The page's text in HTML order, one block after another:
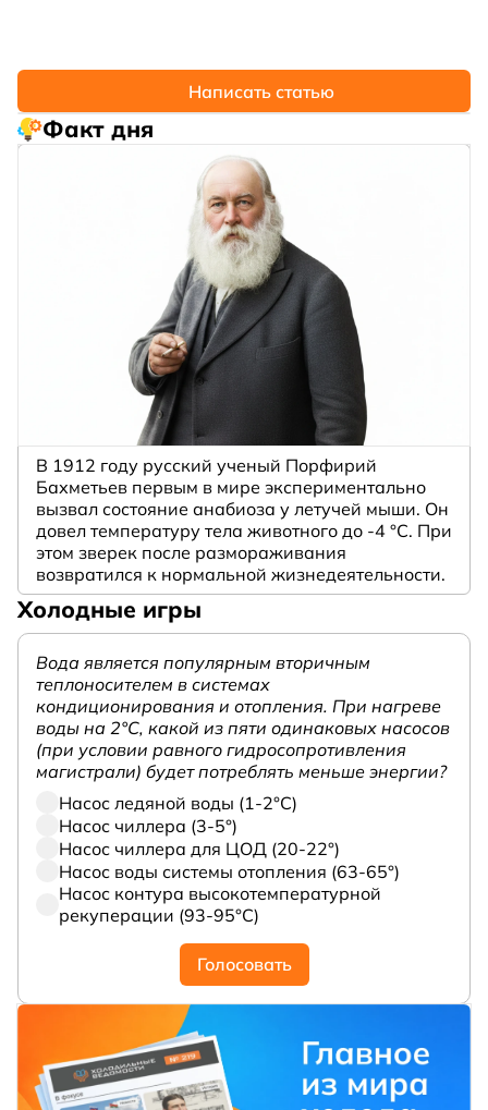
Написать статью
Факт дня
В 1912 году русский ученый Порфирий
Бахметьев первым в мире экспериментально
вызвал состояние анабиоза у летучей мыши. Он
довел температуру тела животного до -4 °C. При
этом зверек после размораживания
возвратился к нормальной жизнедеятельности.
Холодные игры
Вода является популярным вторичным
теплоносителем в системах
кондиционирования и отопления. При нагреве
воды на 2°С, какой из пяти одинаковых насосов
(при условии равного гидросопротивления
магистрали) будет потреблять меньше энергии?
Насос ледяной воды (1-2°С)
Насос чиллера (3-5°)
Насос чиллера для ЦОД (20-22°)
Насос воды системы отопления (63-65°)
Насос контура высокотемпературной
рекуперации (93-95°С)
Голосовать